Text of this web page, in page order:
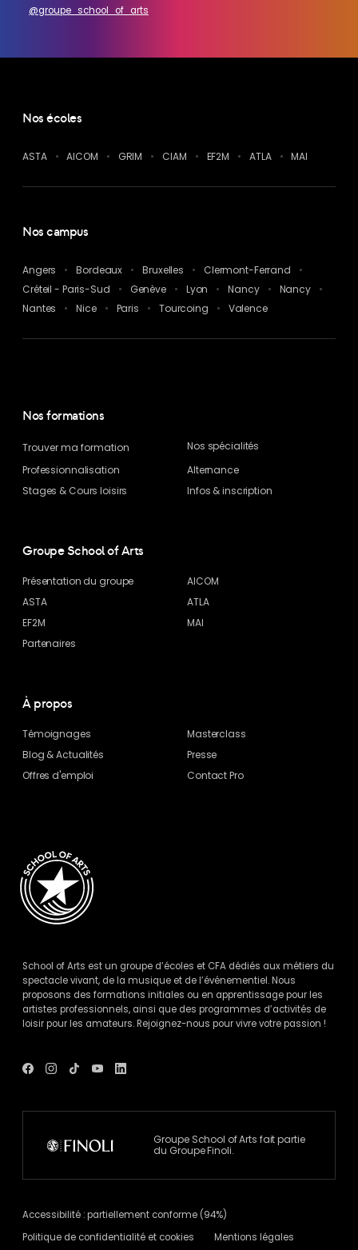
@groupe_school_of_arts
Nos écoles
ASTA AICOM GRIM CIAM EF2M ATLA MAI
Nos campus
Angers Bordeaux Bruxelles
Clermont-Ferrand
Créteil - Paris-Sud
Genève Lyon Nancy
Nancy
Nantes
Nice Paris Tourcoing Valence
Nos formations
Trouver ma formation
Nos spécialités
Professionnalisation
Alternance
Stages & Cours loisirs
Infos & inscription
Groupe School of Arts
Présentation du groupe
AICOM
ASTA
ATLA
EF2M
MAI
Partenaires
À propos
Témoignages
Masterclass
Blog & Actualités
Presse
Offres d'emploi
Contact Pro
School of Arts est un groupe d’écoles et CFA dédiés aux métiers du
spectacle vivant, de la musique et de l’événementiel. Nous
proposons des formations initiales ou en apprentissage pour les
artistes professionnels, ainsi que des programmes d’activités de
loisir pour les amateurs. Rejoignez-nous pour vivre votre passion !
Voir
de
Arts
fenêtre
Voir
de
Arts
fenêtre
Voir
Tok
Of
nouvelle
Voir
de
Arts
fenêtre
de
fenêtre
Groupe School of Arts fait partie
du Groupe Finoli.
Accessibilité : partiellement conforme (94%)
Politique de confidentialité et cookies
Mentions légales